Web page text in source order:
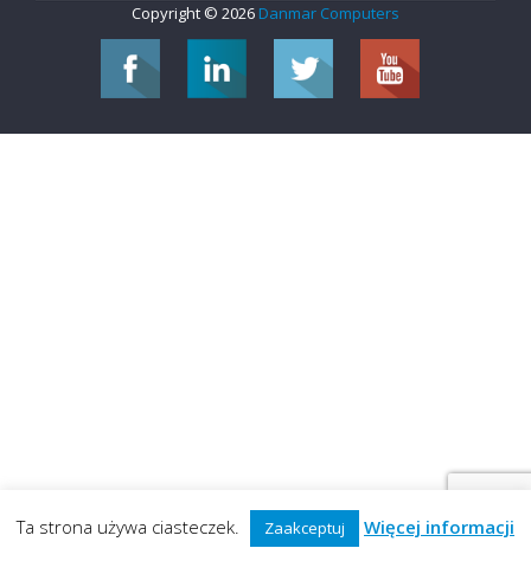
Copyright © 2026 Danmar Computers
Ta strona używa ciasteczek. Zaakceptuj Więcej informacji